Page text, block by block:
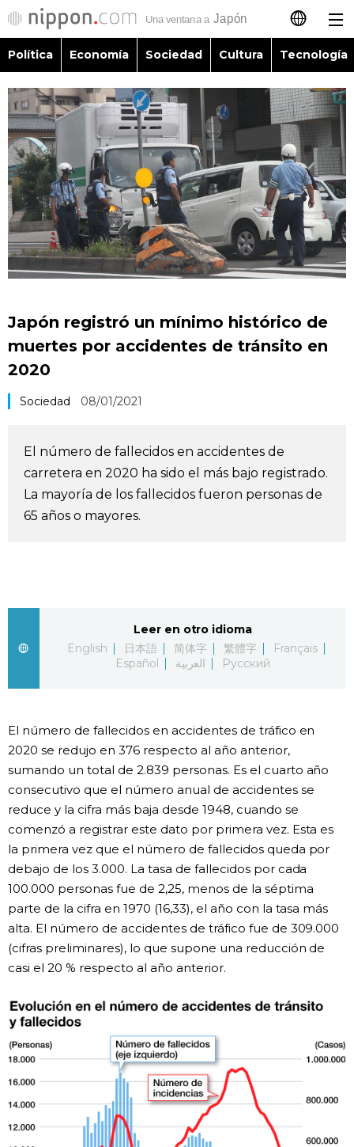
日本語
English
简体字
繁體字
Français
العربية
Política
Economía
Sociedad
Tecnología
Vida
Vídeos e imágenes
En profundidad
Datos de Japón
Fragmentos de Japón
Gente
Tokio
Avisos
Política Economía Sociedad Cultura Tecnología
Japón registró un mínimo histórico de
muertes por accidentes de tránsito en
2020
Sociedad 08/01/2021
El número de fallecidos en accidentes de
carretera en 2020 ha sido el más bajo registrado.
La mayoría de los fallecidos fueron personas de
65 años o mayores.
Leer en otro idioma
English
日本語 简体字 繁體字
Français
Español
العربية Русский
El número de fallecidos en accidentes de tráfico en
2020 se redujo en 376 respecto al año anterior,
sumando un total de 2.839 personas. Es el cuarto año
consecutivo que el número anual de accidentes se
reduce y la cifra más baja desde 1948, cuando se
comenzó a registrar este dato por primera vez. Esta es
la primera vez que el número de fallecidos queda por
debajo de los 3.000. La tasa de fallecidos por cada
100.000 personas fue de 2,25, menos de la séptima
parte de la cifra en 1970 (16,33), el año con la tasa más
alta. El número de accidentes de tráfico fue de 309.000
(cifras preliminares), lo que supone una reducción de
casi el 20 % respecto al año anterior.